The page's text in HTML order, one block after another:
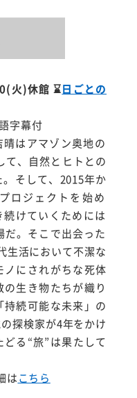
火)休館⌛日ごとの
字幕付
はアマゾン奥地の
て、自然とヒトとの
そして、2015年か
ロジェクトを始め
けていくためには
だ。そこで出会った
生活において不潔な
にされがちな死体
生き物たちが織り
続可能な未来」の
探検家が4年をかけ
る“旅”は果たして
はこちら